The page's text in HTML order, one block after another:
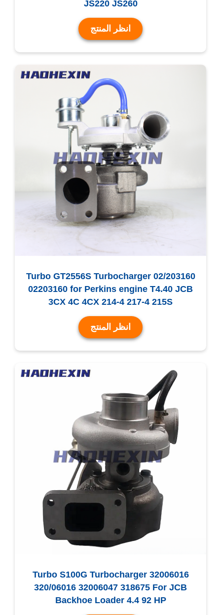
JS220 JS260
انظر المنتج
Turbo GT2556S Turbocharger 02/203160
02203160 for Perkins engine T4.40 JCB
3CX 4C 4CX 214-4 217-4 215S
انظر المنتج
Turbo S100G Turbocharger 32006016
320/06016 32006047 318675 For JCB
Backhoe Loader 4.4 92 HP